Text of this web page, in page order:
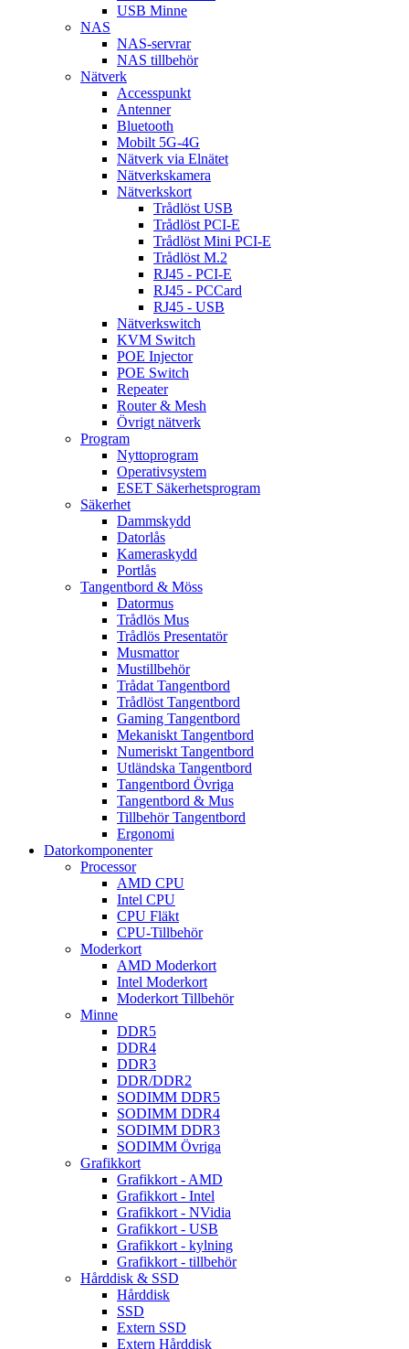
USB Minne
NAS
NAS-servrar
NAS tillbehör
Nätverk
Accesspunkt
Antenner
Bluetooth
Mobilt 5G-4G
Nätverk via Elnätet
Nätverkskamera
Nätverkskort
Trådlöst USB
Trådlöst PCI-E
Trådlöst Mini PCI-E
Trådlöst M.2
RJ45 - PCI-E
RJ45 - PCCard
RJ45 - USB
Nätverkswitch
KVM Switch
POE Injector
POE Switch
Repeater
Router & Mesh
Övrigt nätverk
Program
Nyttoprogram
Operativsystem
ESET Säkerhetsprogram
Säkerhet
Dammskydd
Datorlås
Kameraskydd
Portlås
Tangentbord & Möss
Datormus
Trådlös Mus
Trådlös Presentatör
Musmattor
Mustillbehör
Trådat Tangentbord
Trådlöst Tangentbord
Gaming Tangentbord
Mekaniskt Tangentbord
Numeriskt Tangentbord
Utländska Tangentbord
Tangentbord Övriga
Tangentbord & Mus
Tillbehör Tangentbord
Ergonomi
Datorkomponenter
Processor
AMD CPU
Intel CPU
CPU Fläkt
CPU-Tillbehör
Moderkort
AMD Moderkort
Intel Moderkort
Moderkort Tillbehör
Minne
DDR5
DDR4
DDR3
DDR/DDR2
SODIMM DDR5
SODIMM DDR4
SODIMM DDR3
SODIMM Övriga
Grafikkort
Grafikkort - AMD
Grafikkort - Intel
Grafikkort - NVidia
Grafikkort - USB
Grafikkort - kylning
Grafikkort - tillbehör
Hårddisk & SSD
Hårddisk
SSD
Extern SSD
Extern Hårddisk